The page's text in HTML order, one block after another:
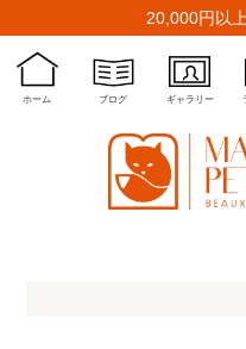
20,000円以
ホーム ブログ ギャラリー